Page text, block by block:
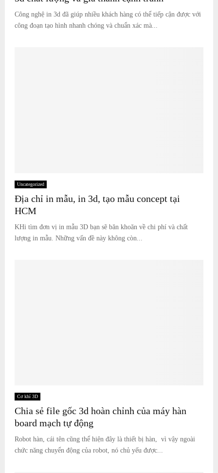
Công nghệ in 3d đã giúp nhiều khách hàng có thể tiếp cận được với
công đoạn tạo hình nhanh chóng và chuẩn xác mà...
Uncategorized
Địa chỉ in mẫu, in 3d, tạo mẫu concept tại
HCM
KHi tìm đơn vị in mẫu 3D bạn sẽ băn khoăn về chi phí và chất
lượng in mẫu. Những vấn đề này không còn...
Cơ khí 3D
Chia sẻ file gốc 3d hoàn chỉnh của máy hàn
board mạch tự động
Robot hàn, cái tên cũng thể hiện đây là thiết bị hàn, vì vậy ngoài
chức năng chuyển động của robot, nó chủ yếu được...